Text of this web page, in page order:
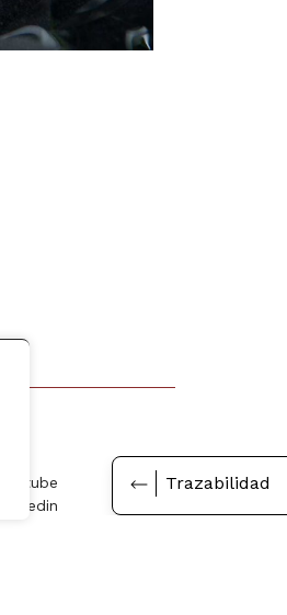
Youtube
Linkedin
Trazabilidad